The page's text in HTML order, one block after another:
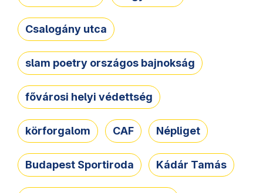
Csalogány utca
slam poetry országos bajnokság
fővárosi helyi védettség
körforgalom CAF Népliget
Budapest Sportiroda Kádár Tamás